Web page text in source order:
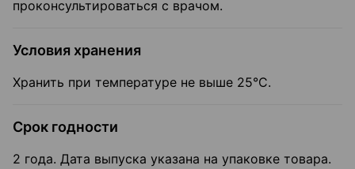
проконсультироваться с врачом.
Условия хранения
Хранить при температуре не выше 25°С.
Срок годности
2 года. Дата выпуска указана на упаковке товара.